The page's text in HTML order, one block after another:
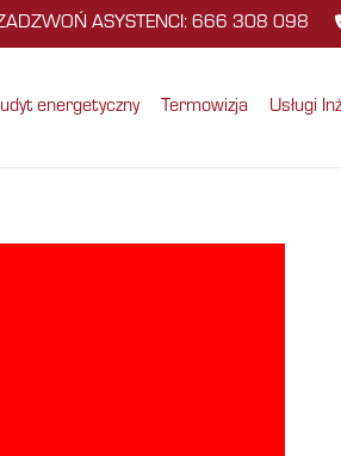
ASYSTENCI: 666 308 098
energetyczny Termowizja Usługi